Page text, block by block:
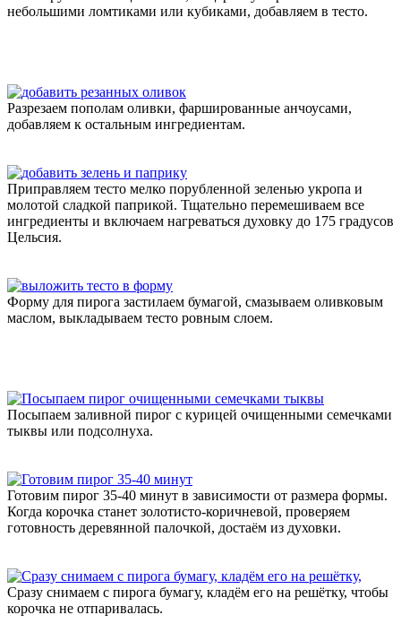
небольшими ломтиками или кубиками, добавляем в тесто.
Разрезаем пополам оливки, фаршированные анчоусами,
добавляем к остальным ингредиентам.
Приправляем тесто мелко порубленной зеленью укропа и
молотой сладкой паприкой. Тщательно перемешиваем все
ингредиенты и включаем нагреваться духовку до 175 градусов
Цельсия.
Форму для пирога застилаем бумагой, смазываем оливковым
маслом, выкладываем тесто ровным слоем.
Посыпаем заливной пирог с курицей очищенными семечками
тыквы или подсолнуха.
Готовим пирог 35-40 минут в зависимости от размера формы.
Когда корочка станет золотисто-коричневой, проверяем
готовность деревянной палочкой, достаём из духовки.
Сразу снимаем с пирога бумагу, кладём его на решётку, чтобы
корочка не отпаривалась.